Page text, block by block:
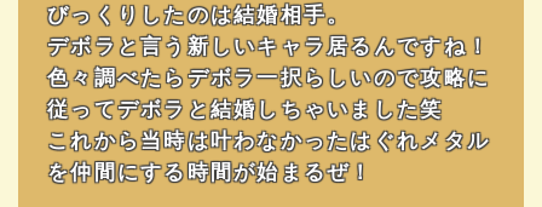
びっくりしたのは結婚相手。
デボラと言う新しいキャラ居るんですね！
色々調べたらデボラ一択らしいので攻略に
従ってデボラと結婚しちゃいました笑
これから当時は叶わなかったはぐれメタル
を仲間にする時間が始まるぜ！